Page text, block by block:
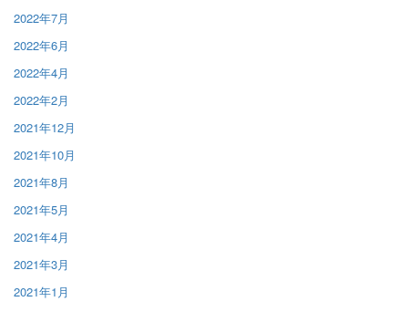
2022年7月
2022年6月
2022年4月
2022年2月
2021年12月
2021年10月
2021年8月
2021年5月
2021年4月
2021年3月
2021年1月